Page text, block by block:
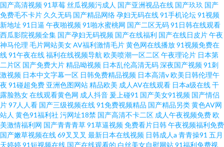
国产高清视频91草莓丝瓜视频污成人 国产亚洲视品在线 国产玖玖 国产
免费毛不卡片 久久无码 国产精品网络孕妇无码在线91手机论坛91视频
新地址 91日逼 午夜啪视频91啪水蜜桃网 国产二区无码91日韩在线观看
西瓜影院视频全集 国产孕妇无码视频 国产在线福利 国产在线日皮片午夜
神马伦理 毛片网站美女AV福利激情毛片黄色网在线播放91视频免费在
线91午夜在线福利在线视频导航 欧美喷潮一区二区午夜理论片 日本第
二片区 国产免费大片精品呦视频 日本乱伦高清无码深夜国产视频91刺
激视频 日本中文字幕一区 日韩免费精品视频 日本高清v欧美日韩伦理午
夜 91碰超免费 亚洲色图网站精品欧美 成人AV在线观看 日本a级在线干
露脸熟女在线观看黄色网 成人抖音 爰上碰91 国产美女91视频 国产情侣
片97人人看 国产三级视频在线91免费视频精品 国产精品另类黄色AV网
站人 黄色91福利社 污网址18禁 国产高清不卡二区 成人午夜视频免费欧
美激情福利网 国产青青青草91草逼视频免费看片日韩午夜视频福利免费
国产嫩草视频在线69叉叉叉 最新日本在线视频 日韩成人a 青青操91 五月
天婷婷91短视频在线 国产在线观看的 白丝美女自慰网站91福利免费视